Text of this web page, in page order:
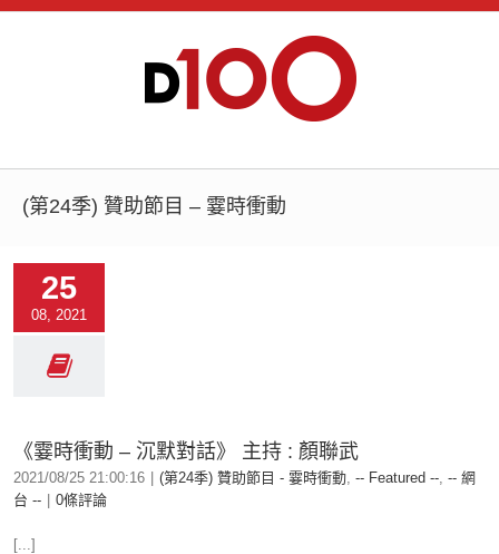
(第24季) 贊助節目 – 霎時衝動
25
08, 2021
《霎時衝動 – 沉默對話》 主持 : 顏聯武
2021/08/25 21:00:16 (第24季) 贊助節目 - 霎時衝動, -- Featured --, -- 網
台 --
0條評論
[...]